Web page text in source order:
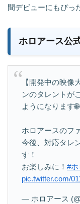
間デビューにもぴっ
ホロアース公
【開発中の映像
ンのタレントが
ようになります🌐
ホロアースのフ
今後、対応タレ
す！
お楽しみに！ #
pic.twitter.com/
— ホロアース